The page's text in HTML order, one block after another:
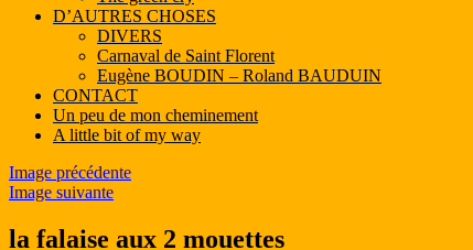
D’AUTRES CHOSES
DIVERS
Carnaval de Saint Florent
Eugène BOUDIN – Roland BAUDUIN
CONTACT
Un peu de mon cheminement
A little bit of my way
Image précédente
Image suivante
la falaise aux 2 mouettes